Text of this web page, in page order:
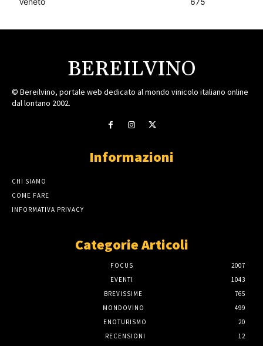
BEREILVINO
© Bereilvino, portale web dedicato al mondo vinicolo italiano online
dal lontano 2002.
Informazioni
CHI SIAMO
COME FARE
INFORMATIVA PRIVACY
Categorie Articoli
FOCUS
2007
EVENTI
1043
BREVISSIME
765
MONDOVINO
499
ENOTURISMO
20
RECENSIONI
12